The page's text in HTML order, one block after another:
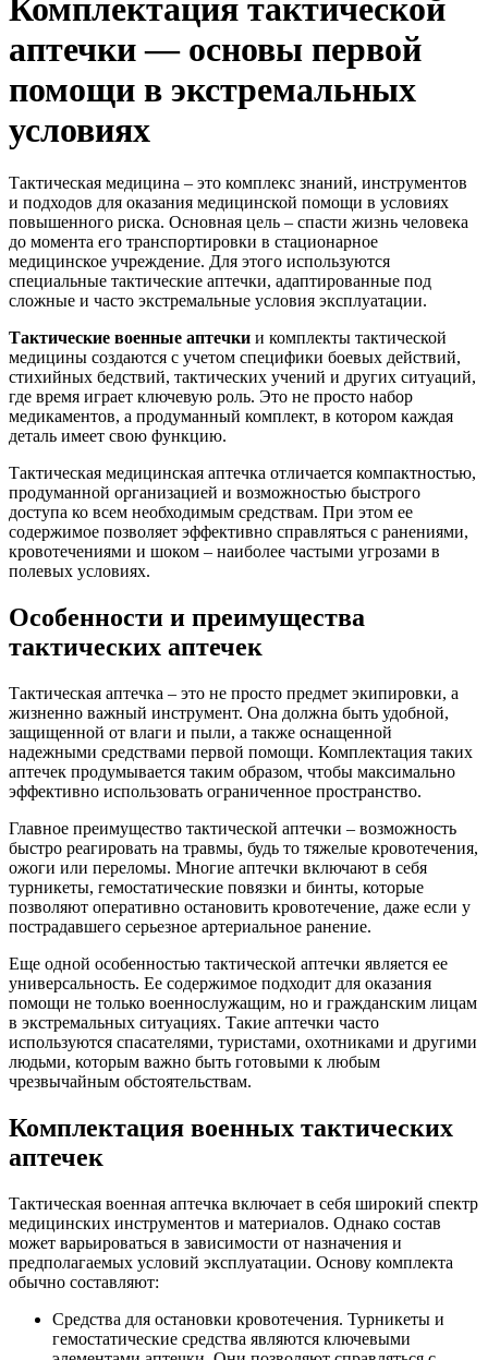
Комплектация тактической
аптечки — основы первой
помощи в экстремальных
условиях
Тактическая медицина – это комплекс знаний, инструментов
и подходов для оказания медицинской помощи в условиях
повышенного риска. Основная цель – спасти жизнь человека
до момента его транспортировки в стационарное
медицинское учреждение. Для этого используются
специальные тактические аптечки, адаптированные под
сложные и часто экстремальные условия эксплуатации.
Тактические военные аптечки и комплекты тактической
медицины создаются с учетом специфики боевых действий,
стихийных бедствий, тактических учений и других ситуаций,
где время играет ключевую роль. Это не просто набор
медикаментов, а продуманный комплект, в котором каждая
деталь имеет свою функцию.
Тактическая медицинская аптечка отличается компактностью,
продуманной организацией и возможностью быстрого
доступа ко всем необходимым средствам. При этом ее
содержимое позволяет эффективно справляться с ранениями,
кровотечениями и шоком – наиболее частыми угрозами в
полевых условиях.
Особенности и преимущества
тактических аптечек
Тактическая аптечка – это не просто предмет экипировки, а
жизненно важный инструмент. Она должна быть удобной,
защищенной от влаги и пыли, а также оснащенной
надежными средствами первой помощи. Комплектация таких
аптечек продумывается таким образом, чтобы максимально
эффективно использовать ограниченное пространство.
Главное преимущество тактической аптечки – возможность
быстро реагировать на травмы, будь то тяжелые кровотечения,
ожоги или переломы. Многие аптечки включают в себя
турникеты, гемостатические повязки и бинты, которые
позволяют оперативно остановить кровотечение, даже если у
пострадавшего серьезное артериальное ранение.
Еще одной особенностью тактической аптечки является ее
универсальность. Ее содержимое подходит для оказания
помощи не только военнослужащим, но и гражданским лицам
в экстремальных ситуациях. Такие аптечки часто
используются спасателями, туристами, охотниками и другими
людьми, которым важно быть готовыми к любым
чрезвычайным обстоятельствам.
Комплектация военных тактических
аптечек
Тактическая военная аптечка включает в себя широкий спектр
медицинских инструментов и материалов. Однако состав
может варьироваться в зависимости от назначения и
предполагаемых условий эксплуатации. Основу комплекта
обычно составляют:
Средства для остановки кровотечения. Турникеты и
гемостатические средства являются ключевыми